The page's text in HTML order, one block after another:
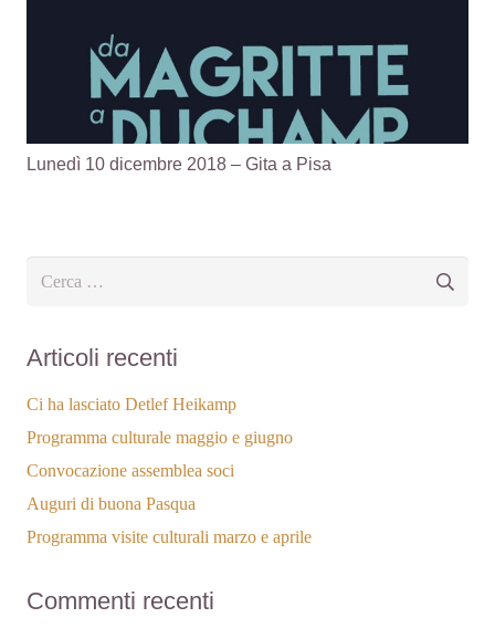
Lunedì 10 dicembre 2018 – Gita a Pisa
Articoli recenti
Ci ha lasciato Detlef Heikamp
Programma culturale maggio e giugno
Convocazione assemblea soci
Auguri di buona Pasqua
Programma visite culturali marzo e aprile
Commenti recenti